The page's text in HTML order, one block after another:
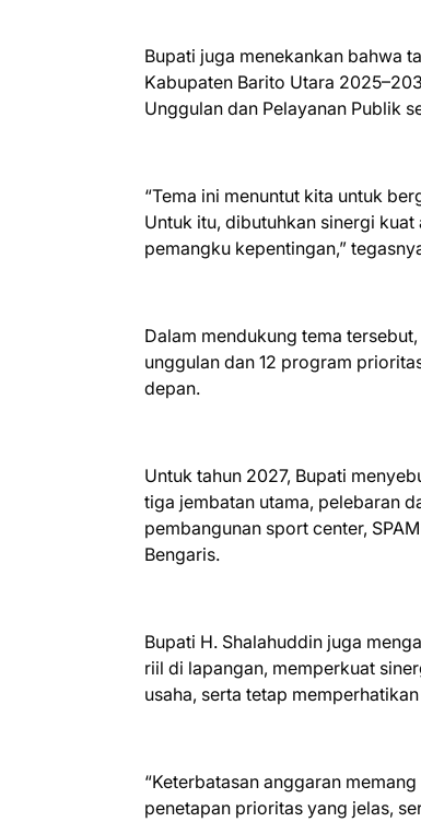
Bupati juga menekankan bahwa
Kabupaten Barito Utara
Unggulan dan Pelayanan Publik
“Tema ini menuntut kita untuk
Untuk itu, dibutuhkan sinergi kuat
pemangku kepentingan,”
Dalam mendukung tema
unggulan dan 12 program
depan.
Untuk tahun 2027, Bupati
tiga jembatan utama, pelebaran
pembangunan sport center,
Bengaris.
Bupati H. Shalahuddin juga
riil di lapangan, memperkuat
usaha, serta tetap
“Keterbatasan anggaran
penetapan prioritas yang jelas,